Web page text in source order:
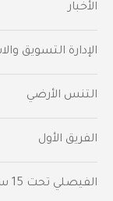
الأخبار
الإدارة التسويق
التنس الأرضي
الفريق الأول
الفيصلي‬⁩ تحت 15 سنة